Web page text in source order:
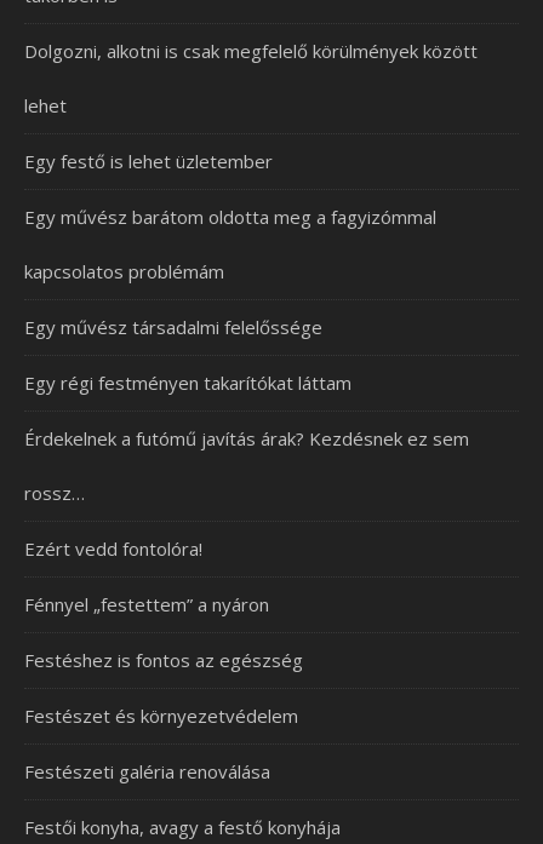
Dolgozni, alkotni is csak megfelelő körülmények között
lehet
Egy festő is lehet üzletember
Egy művész barátom oldotta meg a fagyizómmal
kapcsolatos problémám
Egy művész társadalmi felelőssége
Egy régi festményen takarítókat láttam
Érdekelnek a futómű javítás árak? Kezdésnek ez sem
rossz…
Ezért vedd fontolóra!
Fénnyel „festettem” a nyáron
Festéshez is fontos az egészség
Festészet és környezetvédelem
Festészeti galéria renoválása
Festői konyha, avagy a festő konyhája